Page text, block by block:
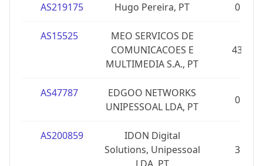
AS219175 Hugo Pereira, PT 0
AS15525
MEO SERVICOS DE
COMUNICACOES E
MULTIMEDIA S.A., PT
43
AS47787
EDGOO NETWORKS
UNIPESSOAL LDA, PT
0
AS200859
IDON Digital
Solutions, Unipessoal
3